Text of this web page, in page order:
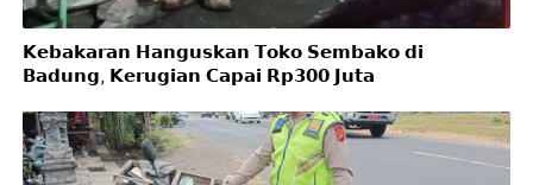
𝗞𝗲𝗯𝗮𝗸𝗮𝗿𝗮𝗻 𝗛𝗮𝗻𝗴𝘂𝘀𝗸𝗮𝗻 𝗧𝗼𝗸𝗼 𝗦𝗲𝗺𝗯𝗮𝗸𝗼 𝗱𝗶
𝗕𝗮𝗱𝘂𝗻𝗴, 𝗞𝗲𝗿𝘂𝗴𝗶𝗮𝗻 𝗖𝗮𝗽𝗮𝗶 𝗥𝗽𝟯𝟬𝟬 𝗝𝘂𝘁𝗮